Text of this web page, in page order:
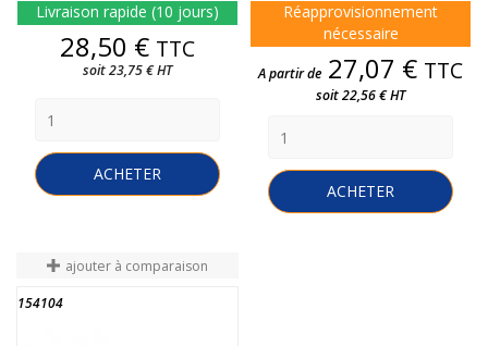
Livraison rapide (10 jours)
Prix
28,50 € TTC
soit 23,75 € HT
ACHETER
Réapprovisionnement
nécessaire
Prix
A partir de 27,07 € TTC
soit 22,56 € HT
ACHETER
ajouter à comparaison
154104